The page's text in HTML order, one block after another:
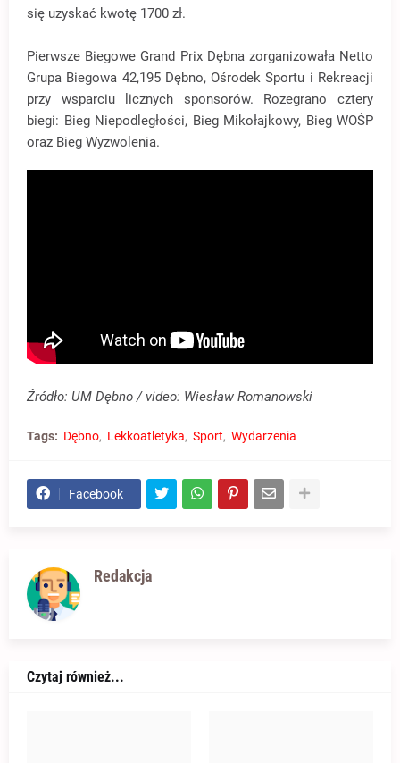
się uzyskać kwotę 1700 zł.
Pierwsze Biegowe Grand Prix Dębna zorganizowała Netto
Grupa Biegowa 42,195 Dębno, Ośrodek Sportu i Rekreacji
przy wsparciu licznych sponsorów. Rozegrano cztery
biegi: Bieg Niepodległości, Bieg Mikołajkowy, Bieg WOŚP
oraz Bieg Wyzwolenia.
Źródło: UM Dębno / video: Wiesław Romanowski
Tags: Dębno Lekkoatletyka Sport Wydarzenia
Facebook
Redakcja
Czytaj również...